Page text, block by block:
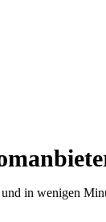
in wenigen